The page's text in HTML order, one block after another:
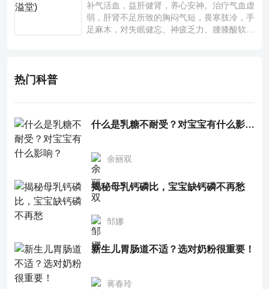
补气活血，益肝健肾，养心安神。治疗气血虚
弱，肝肾不足所致的胸闷气短，畏寒肢冷，手
足麻木，对失眠健忘、神疲乏力、腰膝酸软也
热门科普
什么是乳糖不耐受？对宝宝有什么影响？
余丽双
揭秘母乳钙磷比，宝宝缺钙磷不再愁
邹娜
新生儿胃肠道不适？选对奶粉很重要！
蒋春玲